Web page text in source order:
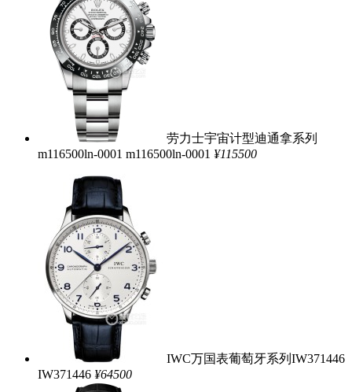
劳力士宇宙计型迪通拿系列
m116500ln-0001 m116500ln-0001 ¥115500
IWC万国表葡萄牙系列IW371446
IW371446 ¥64500